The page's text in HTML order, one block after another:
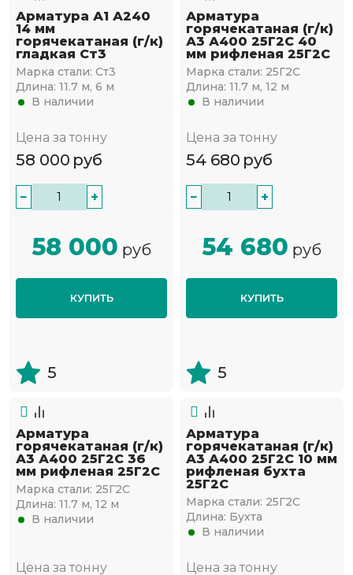
Арматура А1 А240
14 мм
горячекатаная (г/к)
гладкая Ст3
Марка стали: Ст3
Длина: 11.7 м, 6 м
В наличии
Цена за тонну
58 000 руб
− +
58 000 руб
КУПИТЬ
5
Арматура
горячекатаная (г/к)
А3 А400 25Г2С 40
мм рифленая 25Г2С
Марка стали: 25Г2С
Длина: 11.7 м, 12 м
В наличии
Цена за тонну
54 680 руб
− +
54 680 руб
КУПИТЬ
5
Арматура
горячекатаная (г/к)
А3 А400 25Г2С 36
мм рифленая 25Г2С
Марка стали: 25Г2С
Длина: 11.7 м, 12 м
В наличии
Цена за тонну
Арматура
горячекатаная (г/к)
А3 А400 25Г2С 10 мм
рифленая бухта
25Г2С
Марка стали: 25Г2С
Длина: Бухта
В наличии
Цена за тонну